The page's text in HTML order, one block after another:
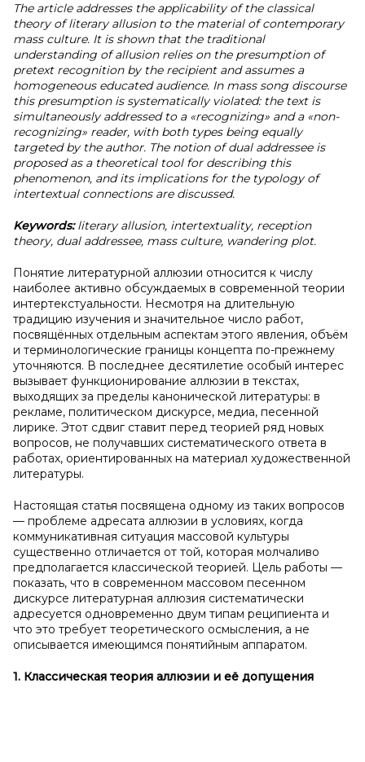
The article addresses the applicability of the classical
theory of literary allusion to the material of contemporary
mass culture. It is shown that the traditional
understanding of allusion relies on the presumption of
pretext recognition by the recipient and assumes a
homogeneous educated audience. In mass song discourse
this presumption is systematically violated: the text is
simultaneously addressed to a «recognizing» and a «non-
recognizing» reader, with both types being equally
targeted by the author. The notion of dual addressee is
proposed as a theoretical tool for describing this
phenomenon, and its implications for the typology of
intertextual connections are discussed.
Keywords:literary allusion, intertextuality, reception
theory, dual addressee, mass culture, wandering plot.
Понятие литературной аллюзии относится к числу
наиболее активно обсуждаемых в современной теории
интертекстуальности. Несмотря на длительную
традицию изучения и значительное число работ,
посвящённых отдельным аспектам этого явления, объём
и терминологические границы концепта по-прежнему
уточняются. В последнее десятилетие особый интерес
вызывает функционирование аллюзии в текстах,
выходящих за пределы канонической литературы: в
рекламе, политическом дискурсе, медиа, песенной
лирике. Этот сдвиг ставит перед теорией ряд новых
вопросов, не получавших систематического ответа в
работах, ориентированных на материал художественной
литературы.
Настоящая статья посвящена одному из таких вопросов
— проблеме адресата аллюзии в условиях, когда
коммуникативная ситуация массовой культуры
существенно отличается от той, которая молчаливо
предполагается классической теорией. Цель работы —
показать, что в современном массовом песенном
дискурсе литературная аллюзия систематически
адресуется одновременно двум типам реципиента и
что это требует теоретического осмысления, а не
описывается имеющимся понятийным аппаратом.
1. Классическая теория аллюзии и её допущения